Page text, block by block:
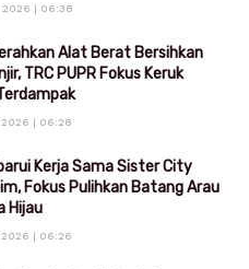
2026 | 06:38
Alat Berat Bersihkan
TRC PUPR Fokus Keruk
2026 | 06:28
Kerja Sama Sister City
Fokus Pulihkan Batang Arau
Hijau
2026 | 06:26